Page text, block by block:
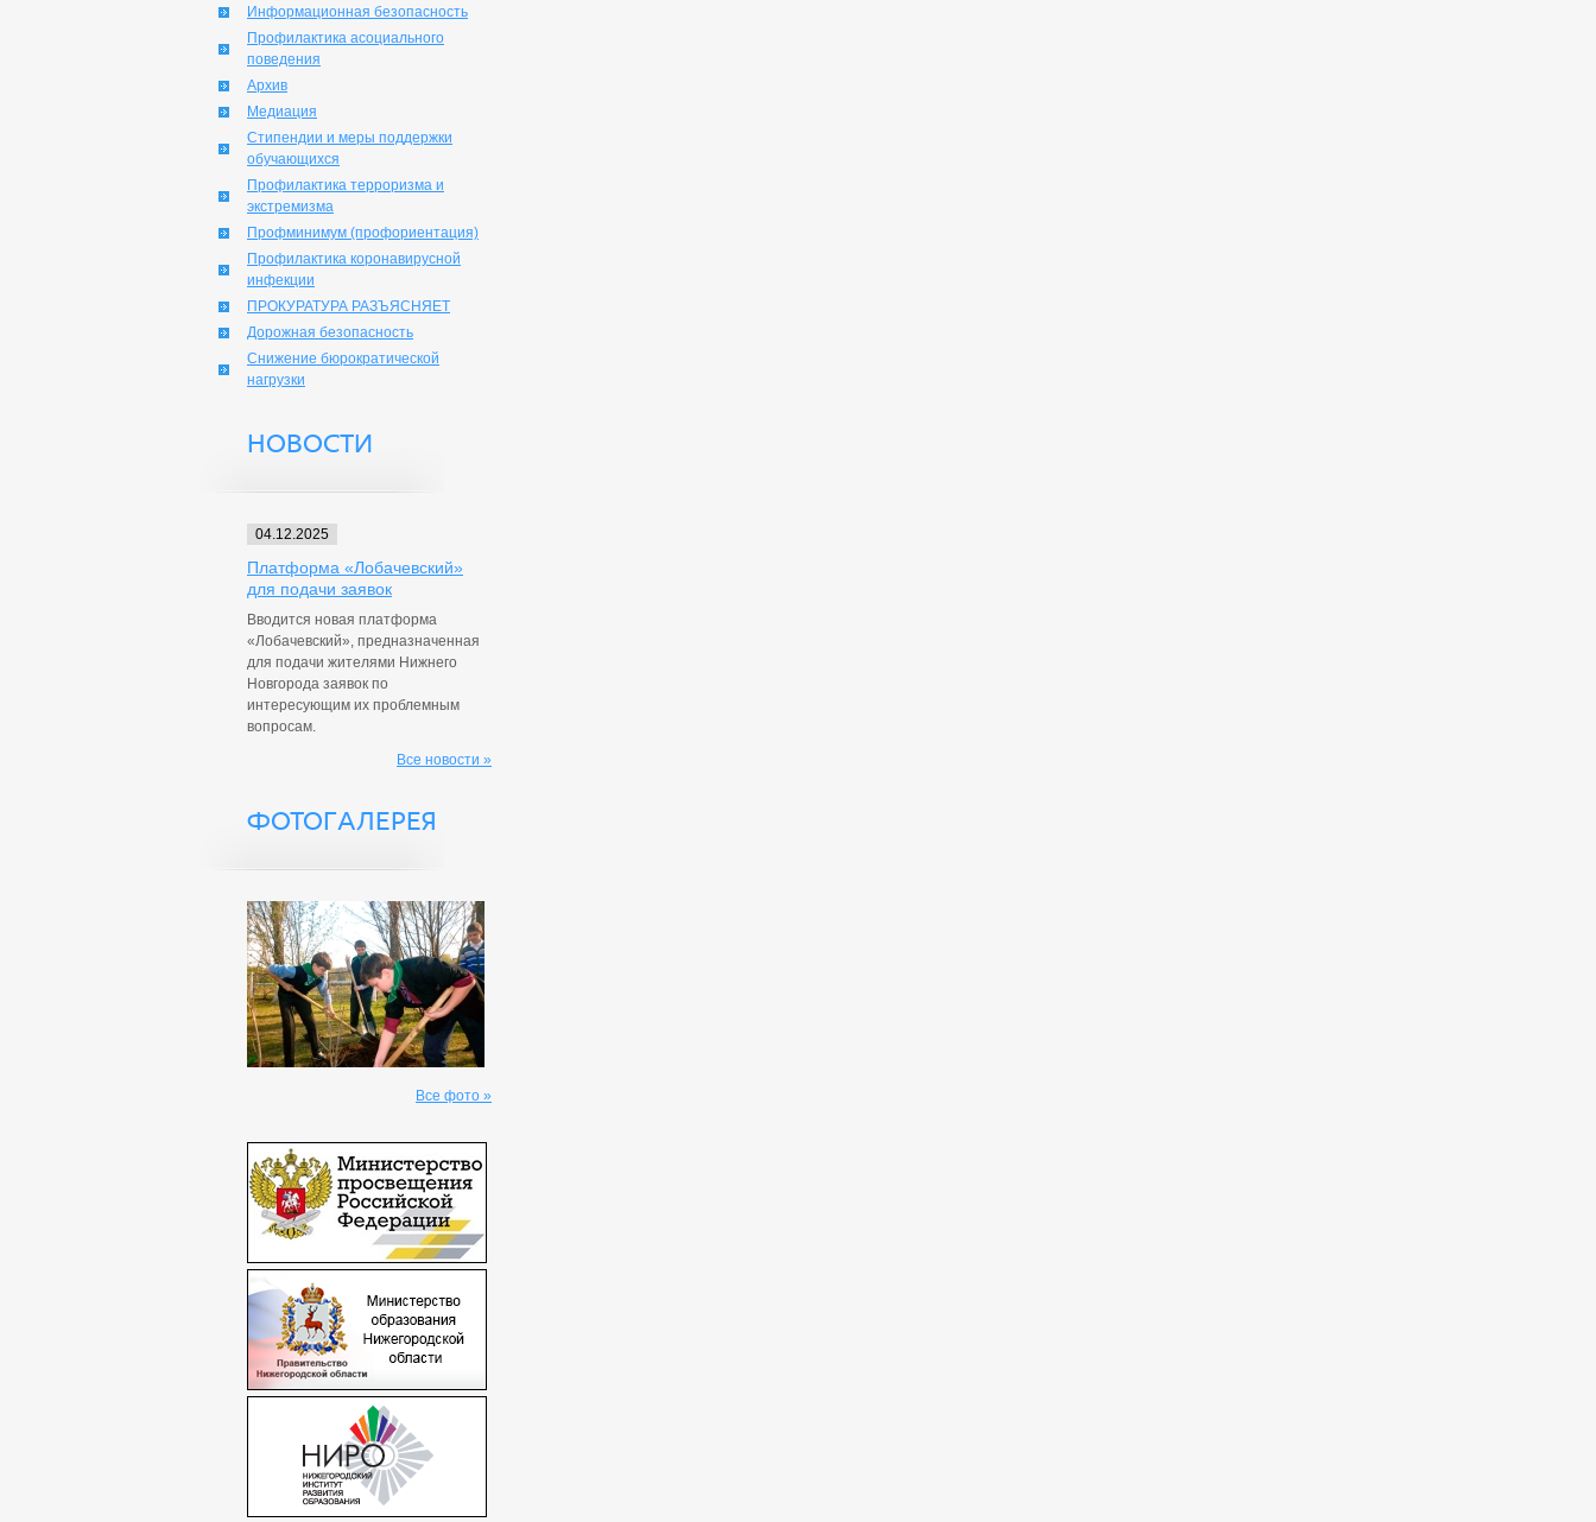
Информационная безопасность
Профилактика асоциального
поведения
Архив
Медиация
Стипендии и меры поддержки
обучающихся
Профилактика терроризма и
экстремизма
Профминимум (профориентация)
Профилактика коронавирусной
инфекции
ПРОКУРАТУРА РАЗЪЯСНЯЕТ
Дорожная безопасность
Снижение бюрократической
нагрузки
НОВОСТИ
04.12.2025
Платформа «Лобачевский»
для подачи заявок
Вводится новая платформа
«Лобачевский», предназначенная
для подачи жителями Нижнего
Новгорода заявок по
интересующим их проблемным
вопросам.
Все новости »
ФОТОГАЛЕРЕЯ
Все фото »